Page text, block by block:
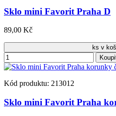
Sklo mini Favorit Praha D
89,00 Kč
ks v
Kód produktu: 213012
Sklo mini Favorit Praha